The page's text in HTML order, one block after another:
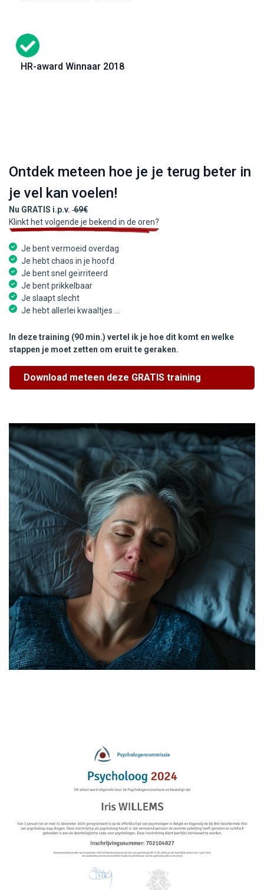
HR-award Winnaar 2018
Ontdek meteen hoe je je terug beter in
je vel kan voelen!
Nu GRATIS i.p.v. 69€
Klinkt het volgende je bekend in de oren?
Je bent vermoeid overdag
Je hebt chaos in je hoofd
Je bent snel geïrriteerd
Je bent prikkelbaar
Je slaapt slecht
Je hebt allerlei kwaaltjes ...
In deze training (90 min.) vertel ik je hoe dit komt en welke
stappen je moet zetten om eruit te geraken.
Download meteen deze GRATIS training